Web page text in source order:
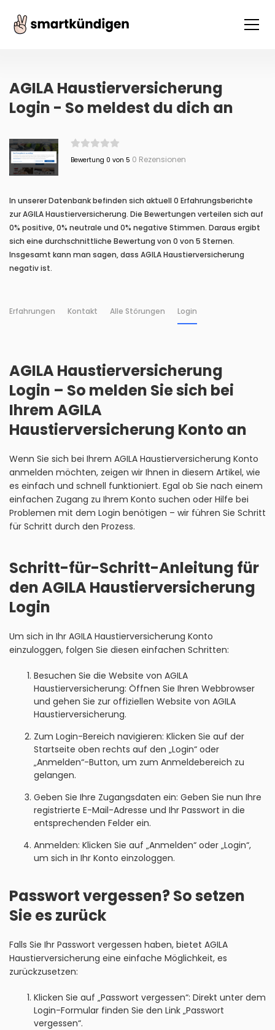
AGILA Haustierversicherung
Login - So meldest du dich an
Bewertung 0 von 5 0 Rezensionen
In unserer Datenbank befinden sich aktuell 0 Erfahrungsberichte
zur AGILA Haustierversicherung. Die Bewertungen verteilen sich auf
0% positive, 0% neutrale und 0% negative Stimmen. Daraus ergibt
sich eine durchschnittliche Bewertung von 0 von 5 Sternen.
Insgesamt kann man sagen, dass AGILA Haustierversicherung
negativ ist.
Erfahrungen Kontakt Alle Störungen Login
AGILA Haustierversicherung
Login – So melden Sie sich bei
Ihrem AGILA
Haustierversicherung Konto an
Wenn Sie sich bei Ihrem AGILA Haustierversicherung Konto
anmelden möchten, zeigen wir Ihnen in diesem Artikel, wie
es einfach und schnell funktioniert. Egal ob Sie nach einem
einfachen Zugang zu Ihrem Konto suchen oder Hilfe bei
Problemen mit dem Login benötigen – wir führen Sie Schritt
für Schritt durch den Prozess.
Schritt-für-Schritt-Anleitung für
den AGILA Haustierversicherung
Login
Um sich in Ihr AGILA Haustierversicherung Konto
einzuloggen, folgen Sie diesen einfachen Schritten:
Besuchen Sie die Website von AGILA
Haustierversicherung: Öffnen Sie Ihren Webbrowser
und gehen Sie zur offiziellen Website von AGILA
Haustierversicherung.
Zum Login-Bereich navigieren: Klicken Sie auf der
Startseite oben rechts auf den „Login“ oder
„Anmelden“-Button, um zum Anmeldebereich zu
gelangen.
Geben Sie Ihre Zugangsdaten ein: Geben Sie nun Ihre
registrierte E-Mail-Adresse und Ihr Passwort in die
entsprechenden Felder ein.
Anmelden: Klicken Sie auf „Anmelden“ oder „Login“,
um sich in Ihr Konto einzologgen.
Passwort vergessen? So setzen
Sie es zurück
Falls Sie Ihr Passwort vergessen haben, bietet AGILA
Haustierversicherung eine einfache Möglichkeit, es
zurückzusetzen:
Klicken Sie auf „Passwort vergessen“: Direkt unter dem
Login-Formular finden Sie den Link „Passwort
vergessen“.